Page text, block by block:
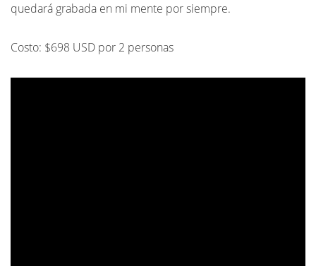
quedará grabada en mi mente por siempre.
Costo: $698 USD por 2 personas